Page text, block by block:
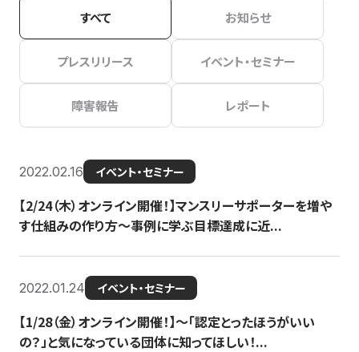
すべて お知らせ
プレスリリース イベント・セミナー
障害報告 レポート
2022.02.16 イベント・セミナー
【2/24（木）オンライン開催！】マンスリーサポーターを増や
す仕組みの作り方〜事例に学ぶ目標達成に近...
2022.01.24 イベント・セミナー
【1/28（金）オンライン開催！】〜「認定とったほうがいい
の？」と気になっている団体に知ってほしい！...